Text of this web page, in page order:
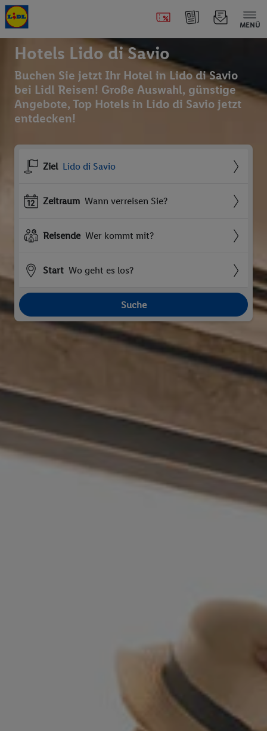
MENÜ
Hotels Lido di Savio
Buchen Sie jetzt Ihr Hotel in Lido di Savio
bei Lidl Reisen! Große Auswahl, günstige
Angebote, Top Hotels in Lido di Savio jetzt
entdecken!
Ziel Lido di Savio
Zeitraum Wann verreisen Sie?
Reisende Wer kommt mit?
Start Wo geht es los?
Suche